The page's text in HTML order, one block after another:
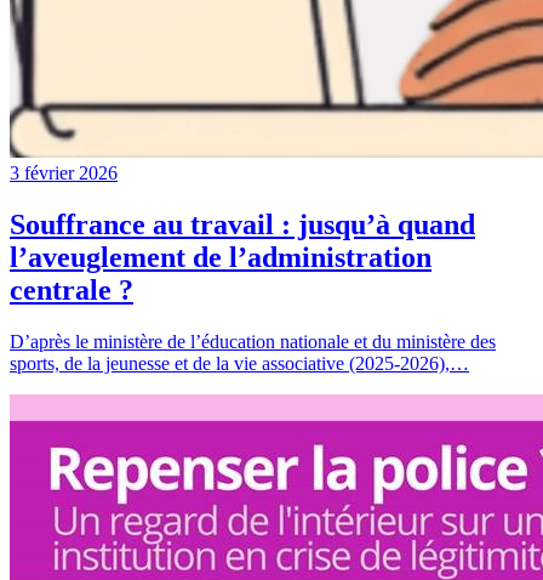
3 février 2026
Souffrance au travail : jusqu’à quand
l’aveuglement de l’administration
centrale ?
D’après le ministère de l’éducation nationale et du ministère des
sports, de la jeunesse et de la vie associative (2025-2026),…